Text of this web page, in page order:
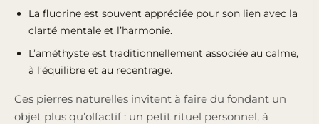
La fluorine est souvent appréciée pour son lien avec la
clarté mentale et l’harmonie.
L’améthyste est traditionnellement associée au calme,
à l’équilibre et au recentrage.
Ces pierres naturelles invitent à faire du fondant un
objet plus qu’olfactif : un petit rituel personnel, à